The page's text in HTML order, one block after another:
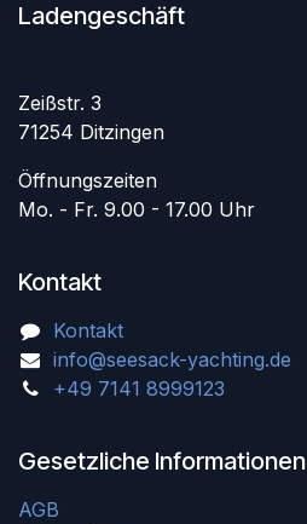
Ladengeschäft
Zeißstr. 3
71254 Ditzingen
Öffnungszeiten
Mo. - Fr. 9.00 - 17.00 Uhr
Kontakt
Kontakt
info@seesack-yachting.de
+49 7141 8999123
Gesetzliche Informationen
AGB